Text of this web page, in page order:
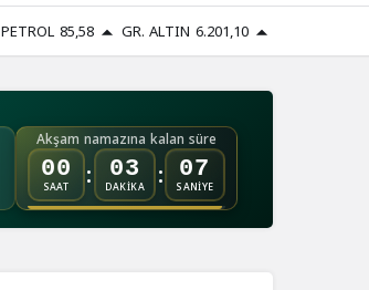
PETROL 85,58 GR. ALTIN 6.201,10
Akşam namazına kalan süre
00
SAAT : 03
DAKİKA : 06
SANİYE